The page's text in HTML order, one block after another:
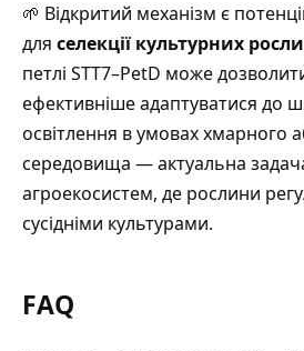
🌱 Відкритий механізм є
для селекції культурних
петлі STT7–PetD може
ефективніше адаптуватися до
освітлення в умовах хмарного
середовища — актуальна
агроекосистем, де рослини
сусідніми культурами.
FAQ